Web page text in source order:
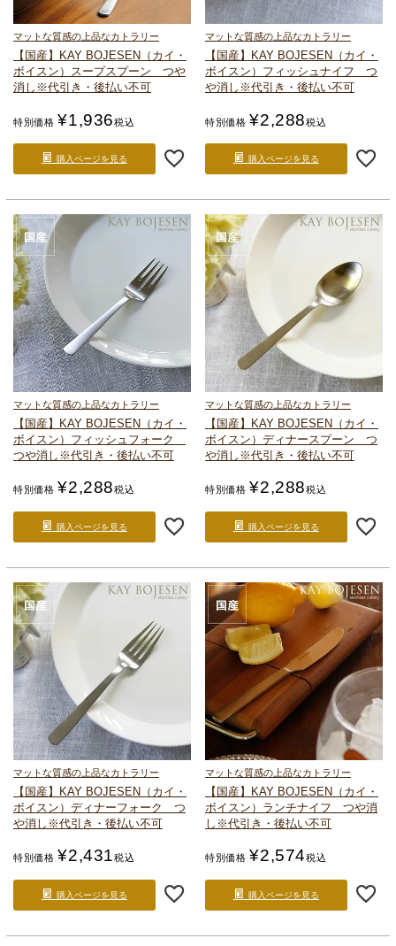
マットな質感の上品なカトラリー
【国産】KAY BOJESEN（カイ・
ボイスン） スープスプーン つや
消し ※代引き・後払い不可
特別価格 ¥1,936税込
購入ページを見る
マットな質感の上品なカトラリー
【国産】KAY BOJESEN（カイ・
ボイスン） フィッシュナイフ つ
や消し ※代引き・後払い不可
特別価格 ¥2,288税込
購入ページを見る
マットな質感の上品なカトラリー
【国産】KAY BOJESEN（カイ・
ボイスン） フィッシュフォーク
つや消し ※代引き・後払い不可
特別価格 ¥2,288税込
購入ページを見る
マットな質感の上品なカトラリー
【国産】KAY BOJESEN（カイ・
ボイスン） ディナースプーン つ
や消し ※代引き・後払い不可
特別価格 ¥2,288税込
購入ページを見る
マットな質感の上品なカトラリー
【国産】KAY BOJESEN（カイ・
ボイスン） ディナーフォーク つ
や消し ※代引き・後払い不可
特別価格 ¥2,431税込
購入ページを見る
マットな質感の上品なカトラリー
【国産】KAY BOJESEN（カイ・
ボイスン） ランチナイフ つや消
し ※代引き・後払い不可
特別価格 ¥2,574税込
購入ページを見る